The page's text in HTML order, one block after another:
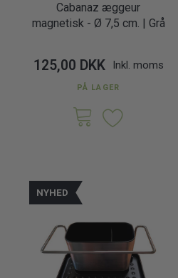
Cabanaz æggeur
magnetisk - Ø 7,5 cm. | Grå
125,00 DKK Inkl. moms
PÅ LAGER
NYHED